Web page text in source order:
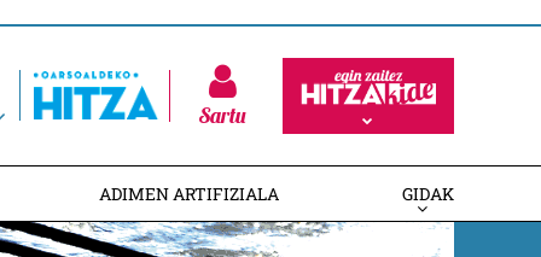
Sartu
ADIMEN ARTIFIZIALA GIDAK